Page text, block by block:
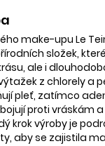
make-upu Le
složek,
ale i
z chlorely a
pleť, zatímco
proti vráskám
krok výroby je
aby se zajistila